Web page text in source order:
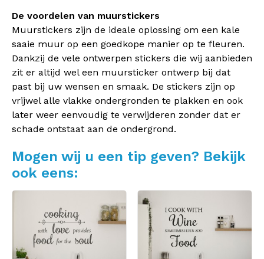
De voordelen van muurstickers
Muurstickers zijn de ideale oplossing om een kale
saaie muur op een goedkope manier op te fleuren.
Dankzij de vele ontwerpen stickers die wij aanbieden
zit er altijd wel een muursticker ontwerp bij dat
past bij uw wensen en smaak. De stickers zijn op
vrijwel alle vlakke ondergronden te plakken en ook
later weer eenvoudig te verwijderen zonder dat er
schade ontstaat aan de ondergrond.
Mogen wij u een tip geven? Bekijk
ook eens: